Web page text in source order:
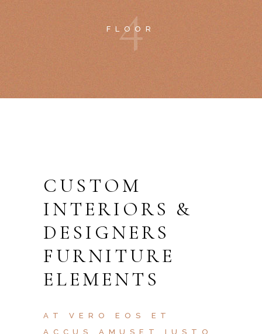
4
FLOOR
CUSTOM
INTERIORS &
DESIGNERS
FURNITURE
ELEMENTS
AT VERO EOS ET
ACCUS AMUSET IUSTO